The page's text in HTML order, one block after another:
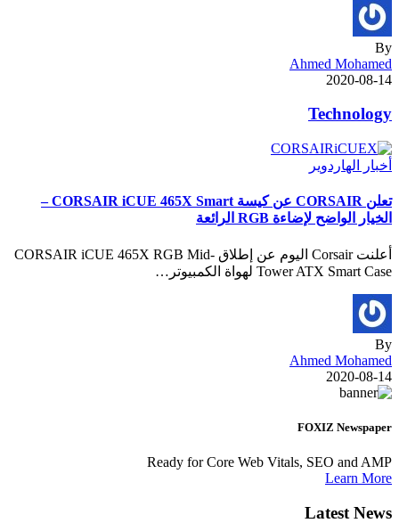
By
Ahmed Mohamed
2020-08-14
Technology
أخبار الهاردوير
تعلن CORSAIR عن كيسة CORSAIR iCUE 465X Smart –
الخيار الواضح لإضاءة RGB الرائعة
أعلنت Corsair اليوم عن إطلاق CORSAIR iCUE 465X RGB Mid-
Tower ATX Smart Case لهواة الكمبيوتر…
By
Ahmed Mohamed
2020-08-14
FOXIZ Newspaper
Ready for Core Web Vitals, SEO and AMP
Learn More
Latest News